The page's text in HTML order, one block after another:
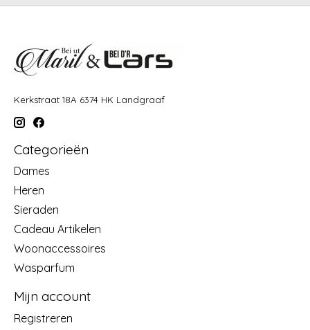
Kerkstraat 18A 6374 HK Landgraaf
Categorieën
Dames
Heren
Sieraden
Cadeau Artikelen
Woonaccessoires
Wasparfum
Mijn account
Registreren